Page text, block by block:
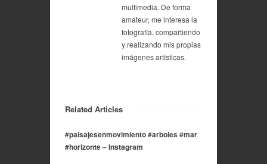
multimedia. De forma
amateur, me interesa la
fotografía, compartiendo
y realizando mis propias
imágenes artísticas.
Related Articles
#paisajesenmovimiento #arboles #mar
#horizonte – Instagram